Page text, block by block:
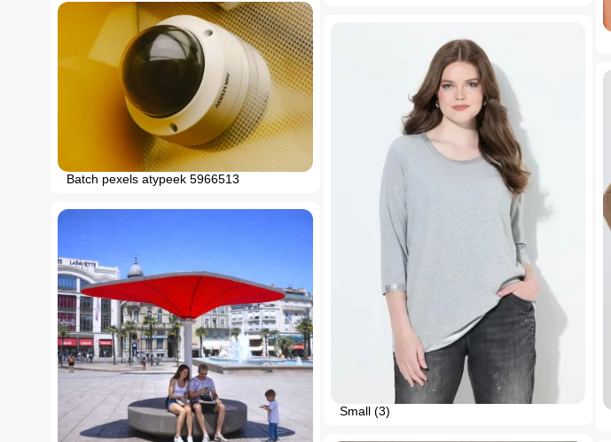
Batch pexels atypeek 5966513
Small (3)